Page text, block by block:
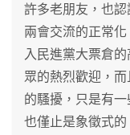
許多老朋友，也
兩會交流的正常
入民進黨大票倉
眾的熱烈歡迎，
的騷擾，只是有
也僅止是象徵式